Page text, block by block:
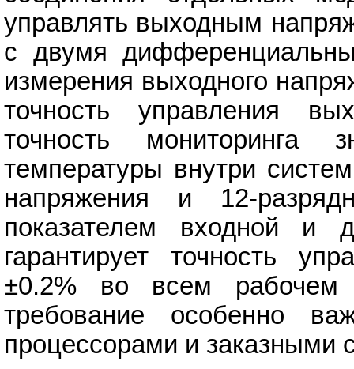
управлять выходным
с двумя
измерения выходного
точность управления
точность мониторинга
температуры внутри
напряжения и 12-
показателем входной и
гарантирует точность
±0.2% во всем рабочем
требование особенно
процессорами и заказными